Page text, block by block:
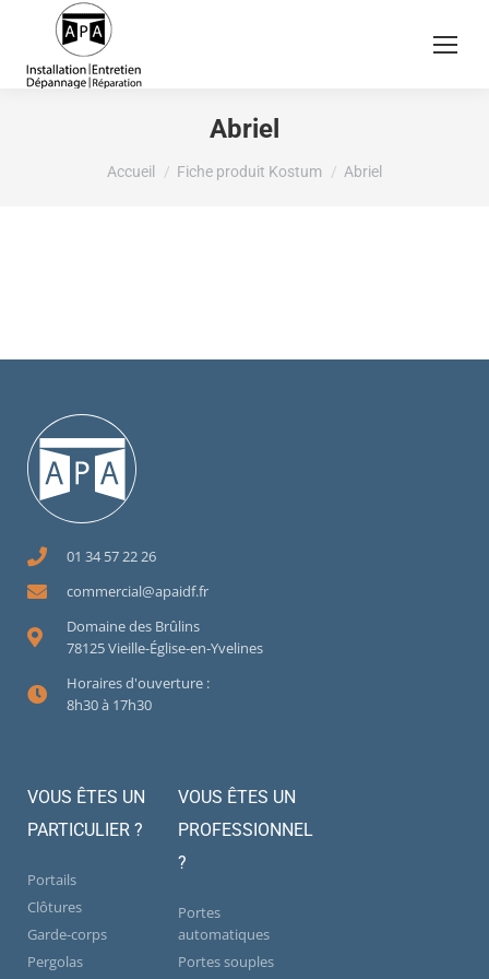
Abriel
Vous êtes ici :
Accueil Fiche produit Kostum Abriel
01 34 57 22 26
commercial@apaidf.fr
Domaine des Brûlins
78125 Vieille-Église-en-Yvelines
Horaires d'ouverture :
8h30 à 17h30
VOUS ÊTES UN
PARTICULIER ?
Portails
Clôtures
Garde-corps
Pergolas
VOUS ÊTES UN
PROFESSIONNEL
?
Portes
automatiques
Portes souples